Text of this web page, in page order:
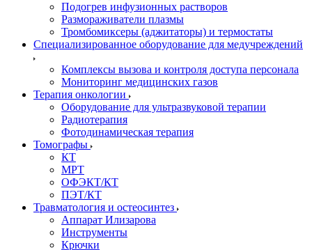
Подогрев инфузионных растворов
Размораживатели плазмы
Тромбомиксеры (аджитаторы) и термостаты
Специализированное оборудование для медучреждений
Комплексы вызова и контроля доступа персонала
Мониторинг медицинских газов
Терапия онкологии
Оборудование для ультразвуковой терапии
Радиотерапия
Фотодинамическая терапия
Томографы
КТ
МРТ
ОФЭКТ/КТ
ПЭТ/КТ
Травматология и остеосинтез
Аппарат Илизарова
Инструменты
Крючки